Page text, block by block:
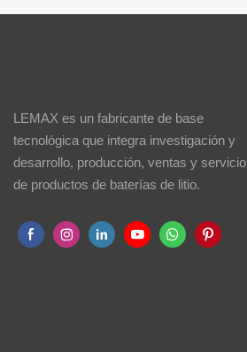
LEMAX es un fabricante de base
tecnológica que integra investigación y
desarrollo, producción, ventas y servicio
de productos de baterías de litio.